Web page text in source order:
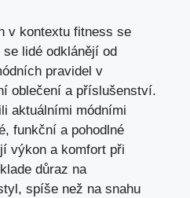
v kontextu fitness se
lidé odklánějí od
pravidel v
oblečení a příslušenství.
aktuálními módními
funkční a pohodlné
výkon a komfort při
důraz na
spíše než na snahu